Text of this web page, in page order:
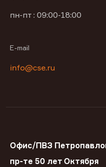
пн-пт : 09:00-18:00
E-mail
info@cse.ru
Офис/ПВЗ
пр-те 50 лет Октября